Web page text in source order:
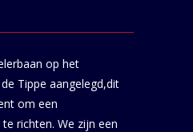
op het
Tippe aangelegd,dit
om een
richten. We zijn een